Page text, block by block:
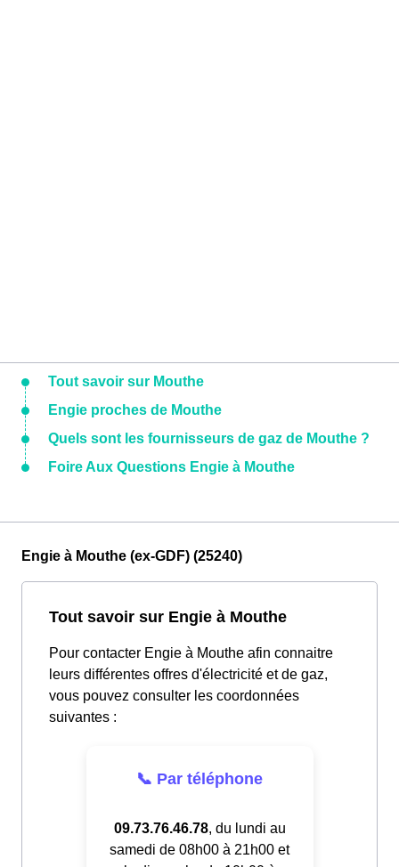
Tout savoir sur Mouthe
Engie proches de Mouthe
Quels sont les fournisseurs de gaz de Mouthe ?
Foire Aux Questions Engie à Mouthe
Engie à Mouthe (ex-GDF) (25240)
Tout savoir sur Engie à Mouthe
Pour contacter Engie à Mouthe afin connaitre
leurs différentes offres d'électricité et de gaz,
vous pouvez consulter les coordonnées
suivantes :
📞 Par téléphone
09.73.76.46.78, du lundi au
samedi de 08h00 à 21h00 et